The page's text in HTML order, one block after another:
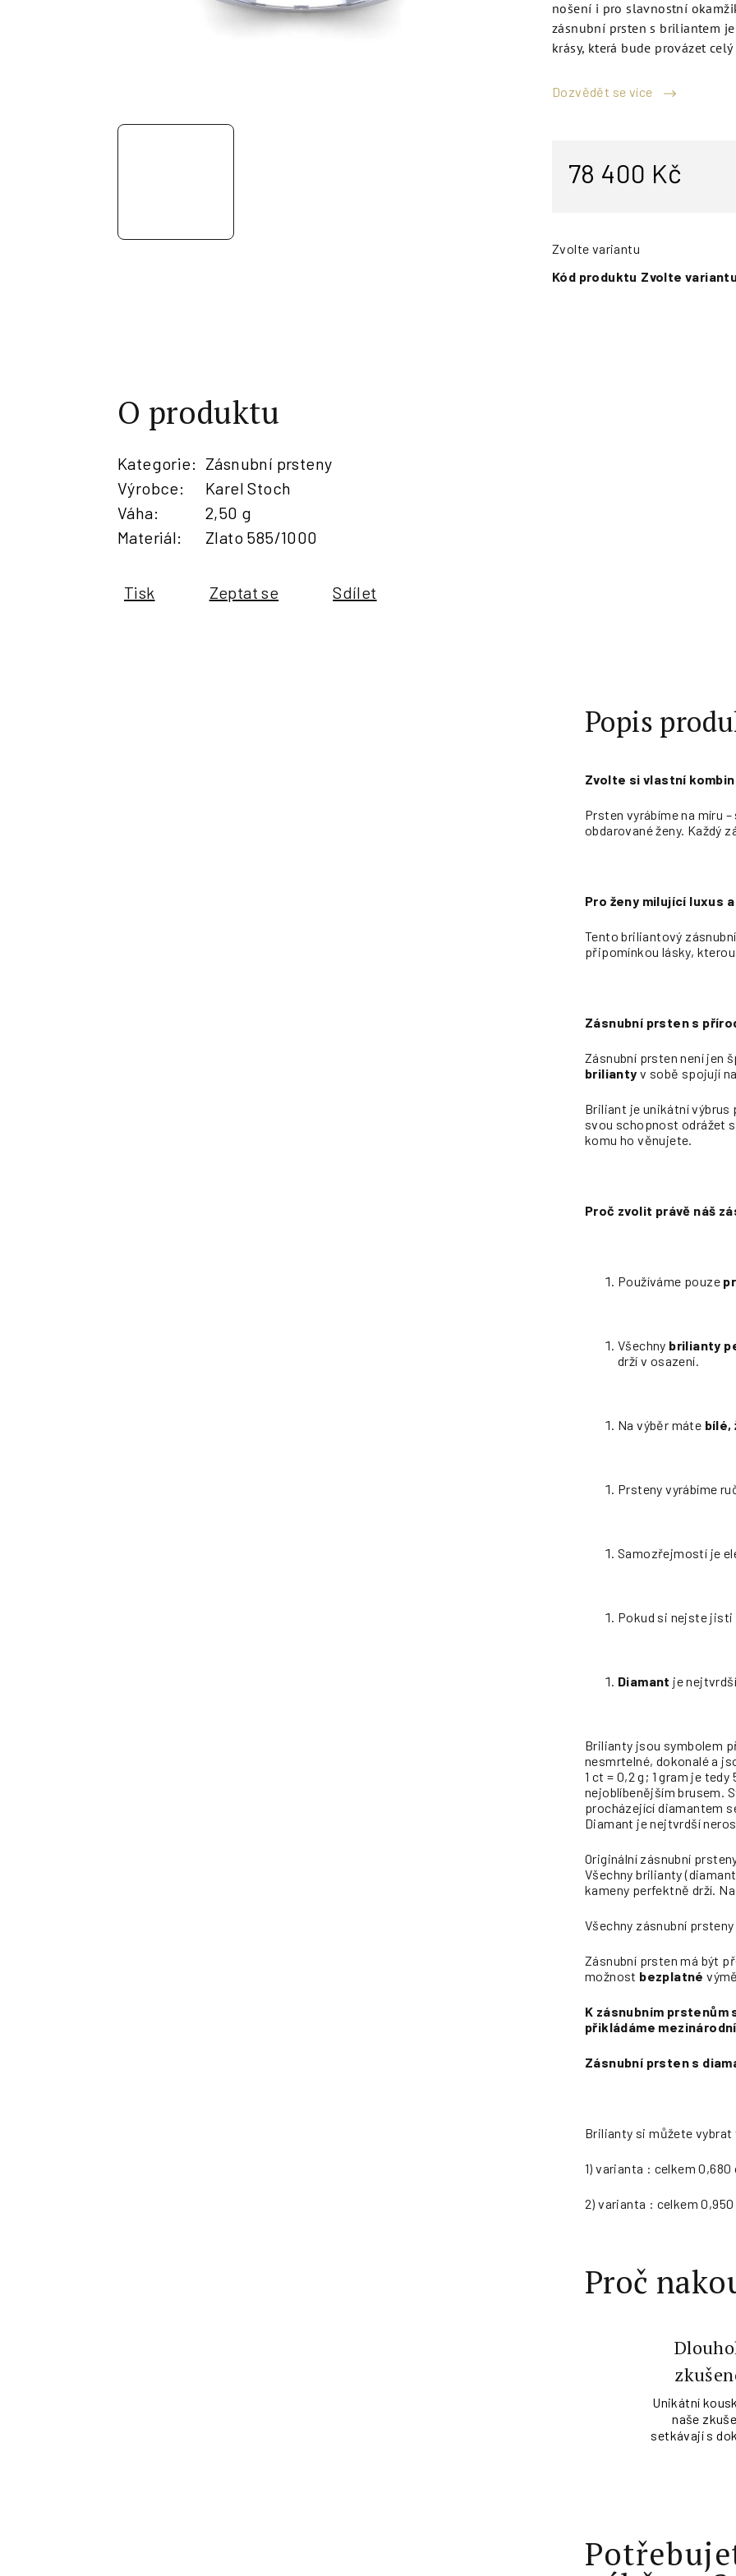
nošení i pro slavnostní
zásnubní prsten s briliantem
krásy, která bude provázet
Dozvědět se více
78 400 Kč
Zvolte variantu
Kód produktu Zvolte
O produktu
Kategorie: Zásnubní prsteny
Výrobce:
Karel Stoch
Váha:
2,50 g
Materiál: Zlato 585/1000
Tisk Zeptat se Sdílet
Popis
Zvolte si vlastní
Prsten vyrábíme na míru
obdarované ženy. Každý
Pro ženy milující luxus
Tento briliantový
připomínkou lásky,
Zásnubní prsten s
Zásnubní prsten není jen
brilianty v sobě spojují
Briliant je unikátní
svou schopnost odrážet
komu ho věnujete.
Proč zvolit právě náš
Používáme pouze
Všechny brilianty
drží v osazení.
Na výběr máte bílé,
Prsteny vyrábíme
Samozřejmostí je
Pokud si nejste
Diamant je
Brilianty jsou symbolem
nesmrtelné, dokonalé a
1 ct = 0,2 g; 1 gram je
nejoblíbenějším brusem.
procházející diamantem
Diamant je nejtvrdší
Originální zásnubní
Všechny brilianty
kameny perfektně drží.
Všechny zásnubní
Zásnubní prsten má být
možnost bezplatné
K zásnubním
přikládáme
Zásnubní prsten s
Brilianty si můžete
1) varianta : celkem 0,680
2) varianta : celkem
Proč
Unikátní
naše
setkávají s